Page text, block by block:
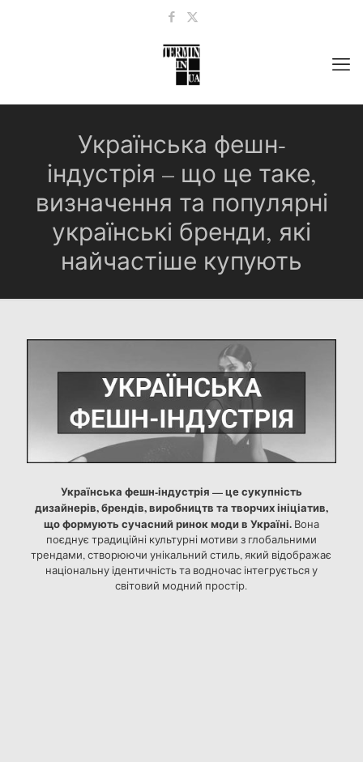
Українська фешн-
індустрія – що це таке,
визначення та популярні
українські бренди, які
найчастіше купують
Українська фешн-індустрія — це сукупність
дизайнерів, брендів, виробництв та творчих ініціатив,
що формують сучасний ринок моди в Україні.Вона
поєднує традиційні культурні мотиви з глобальними
трендами, створюючи унікальний стиль, який відображає
національну ідентичність та водночас інтегрується у
світовий модний простір.